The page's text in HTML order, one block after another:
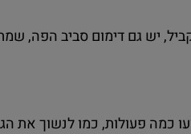
המטופלים יחוו נפיחות בפה. זה קורה למשך 3-4 ימים, לפעמים עד 7 ימים. במקביל, יש גם
כמה פעולות, כמו לנשוך את